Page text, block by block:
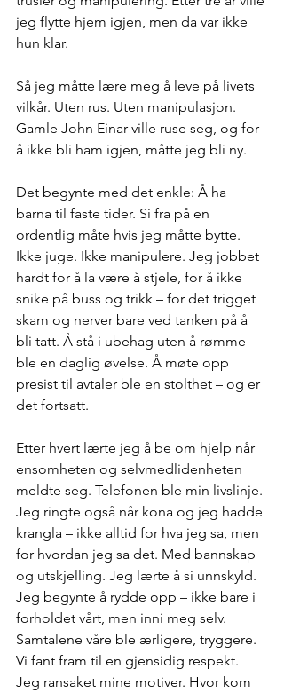
jeg flytte hjem igjen, men da var ikke
hun klar.
Så jeg måtte lære meg å leve på livets
vilkår. Uten rus. Uten manipulasjon.
Gamle John Einar ville ruse seg, og for
å ikke bli ham igjen, måtte jeg bli ny.
Det begynte med det enkle: Å ha
barna til faste tider. Si fra på en
ordentlig måte hvis jeg måtte bytte.
Ikke juge. Ikke manipulere. Jeg jobbet
hardt for å la være å stjele, for å ikke
snike på buss og trikk – for det trigget
skam og nerver bare ved tanken på å
bli tatt. Å stå i ubehag uten å rømme
ble en daglig øvelse. Å møte opp
presist til avtaler ble en stolthet – og er
det fortsatt.
Etter hvert lærte jeg å be om hjelp når
ensomheten og selvmedlidenheten
meldte seg. Telefonen ble min livslinje.
Jeg ringte også når kona og jeg hadde
krangla – ikke alltid for hva jeg sa, men
for hvordan jeg sa det. Med bannskap
og utskjelling. Jeg lærte å si unnskyld.
Jeg begynte å rydde opp – ikke bare i
forholdet vårt, men inni meg selv.
Samtalene våre ble ærligere, tryggere.
Vi fant fram til en gjensidig respekt.
Jeg ransaket mine motiver. Hvor kom